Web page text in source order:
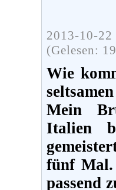
2013-10-
(Gelesen:
Wie
Mein
Italien
fünf Mal.
passend